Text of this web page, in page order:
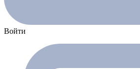
Войти